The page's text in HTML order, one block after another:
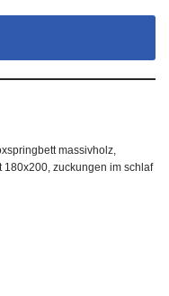
massivholz,
180x200, zuckungen im schlaf